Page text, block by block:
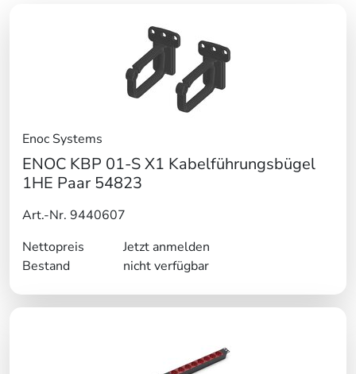
Enoc Systems
ENOC KBP 01-S X1 Kabelführungsbügel
1HE Paar 54823
Art.-Nr. 9440607
Nettopreis
Jetzt anmelden
Bestand
nicht verfügbar